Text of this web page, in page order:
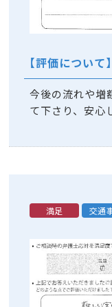
【評価について】
今後の流れや増
て下さり、安心
満足 交通